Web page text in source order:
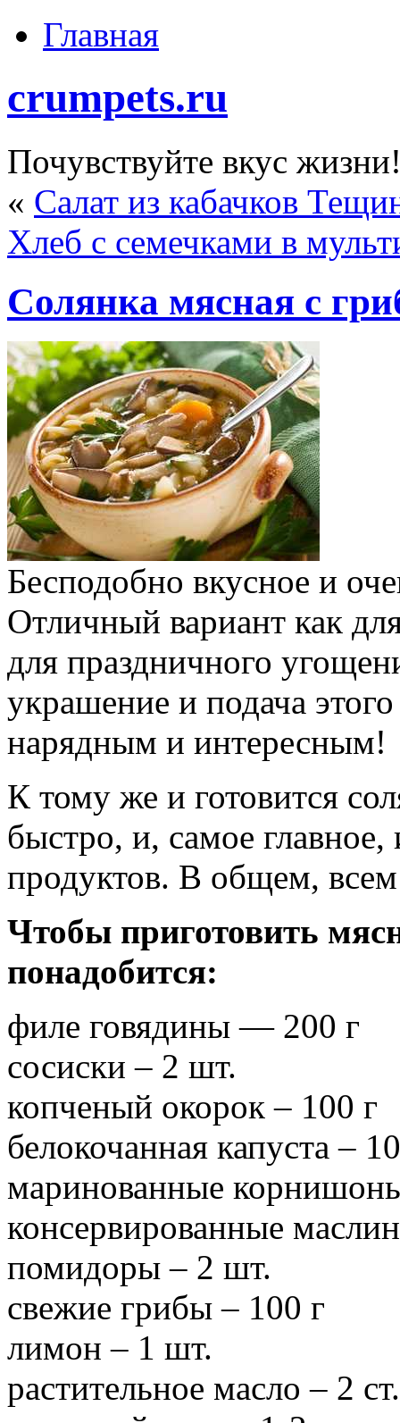
Главная
crumpets.ru
Почувствуйте вкус
« Салат из кабачков
Хлеб с семечками в
Солянка мясная с
Бесподобно вкусное и
Отличный вариант как
для праздничного
украшение и подача
нарядным и интересным!
К тому же и готовится
быстро, и, самое
продуктов. В общем,
Чтобы приготовить
понадобится:
филе говядины — 200 г
сосиски – 2 шт.
копченый окорок – 100 г
белокочанная капуста –
маринованные
консервированные
помидоры – 2 шт.
свежие грибы – 100 г
лимон – 1 шт.
растительное масло – 2